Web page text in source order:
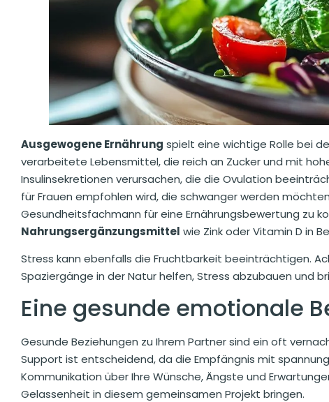
Ausgewogene Ernährung spielt eine wichtige Rolle bei
verarbeitete Lebensmittel, die reich an Zucker und mit
Insulinsekretionen verursachen, die die Ovulation
für Frauen empfohlen wird, die schwanger werden
Gesundheitsfachmann für eine Ernährungsbewertung zu
Nahrungsergänzungsmittel wie Zink oder Vitamin D in
Stress kann ebenfalls die Fruchtbarkeit beeinträchtigen.
Spaziergänge in der Natur helfen, Stress abzubauen und
Eine gesunde emotionale
Gesunde Beziehungen zu Ihrem Partner sind ein oft
Support ist entscheidend, da die Empfängnis mit
Kommunikation über Ihre Wünsche, Ängste und
Gelassenheit in diesem gemeinsamen Projekt bringen.